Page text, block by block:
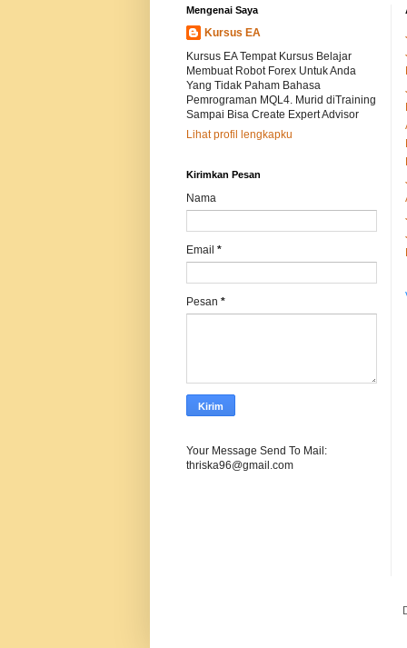
Mengenai Saya
Kursus EA
Kursus EA Tempat Kursus Belajar
Membuat Robot Forex Untuk Anda
Yang Tidak Paham Bahasa
Pemrograman MQL4. Murid diTraining
Sampai Bisa Create Expert Advisor
Lihat profil lengkapku
Kirimkan Pesan
Nama
Email *
Pesan *
Your Message Send To Mail:
thriska96@gmail.com